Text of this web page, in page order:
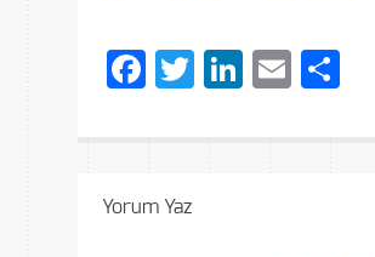
Facebook
Twitter
LinkedIn
Email
Yorum Yaz